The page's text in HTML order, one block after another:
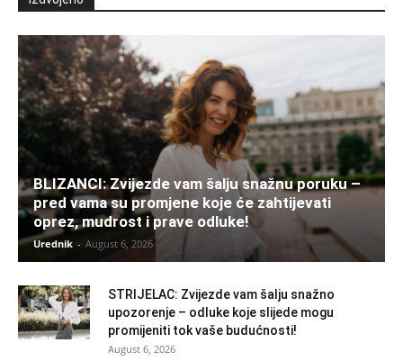
BLIZANCI: Zvijezde vam šalju snažnu poruku –
pred vama su promjene koje će zahtijevati
oprez, mudrost i prave odluke!
Urednik - August 6, 2026
STRIJELAC: Zvijezde vam šalju snažno
upozorenje – odluke koje slijede mogu
promijeniti tok vaše budućnosti!
August 6, 2026